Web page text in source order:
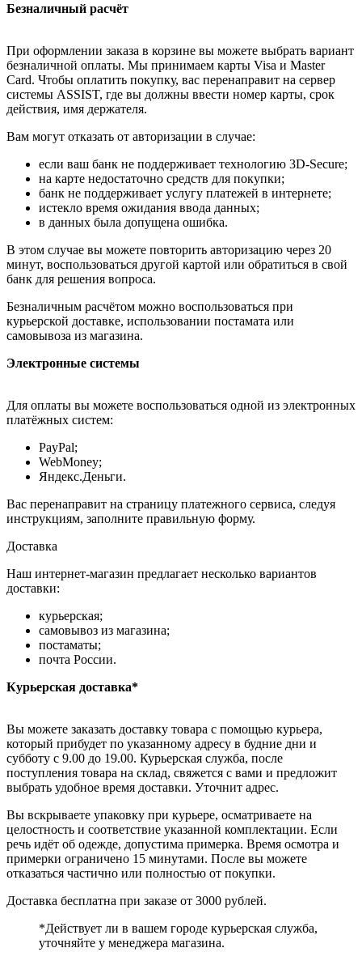
Безналичный расчёт
При оформлении заказа в корзине вы можете выбрать вариант
безналичной оплаты. Мы принимаем карты Visa и Master
Card. Чтобы оплатить покупку, вас перенаправит на сервер
системы ASSIST, где вы должны ввести номер карты, срок
действия, имя держателя.
Вам могут отказать от авторизации в случае:
если ваш банк не поддерживает технологию 3D-Secure;
на карте недостаточно средств для покупки;
банк не поддерживает услугу платежей в интернете;
истекло время ожидания ввода данных;
в данных была допущена ошибка.
В этом случае вы можете повторить авторизацию через 20
минут, воспользоваться другой картой или обратиться в свой
банк для решения вопроса.
Безналичным расчётом можно воспользоваться при
курьерской доставке, использовании постамата или
самовывоза из магазина.
Электронные системы
Для оплаты вы можете воспользоваться одной из электронных
платёжных систем:
PayPal;
WebMoney;
Яндекс.Деньги.
Вас перенаправит на страницу платежного сервиса, следуя
инструкциям, заполните правильную форму.
Доставка
Наш интернет-магазин предлагает несколько вариантов
доставки:
курьерская;
самовывоз из магазина;
постаматы;
почта России.
Курьерская доставка*
Вы можете заказать доставку товара с помощью курьера,
который прибудет по указанному адресу в будние дни и
субботу с 9.00 до 19.00. Курьерская служба, после
поступления товара на склад, свяжется с вами и предложит
выбрать удобное время доставки. Уточнит адрес.
Вы вскрываете упаковку при курьере, осматриваете на
целостность и соответствие указанной комплектации. Если
речь идёт об одежде, допустима примерка. Время осмотра и
примерки ограничено 15 минутами. После вы можете
отказаться частично или полностью от покупки.
Доставка бесплатна при заказе от 3000 рублей.
*Действует ли в вашем городе курьерская служба,
уточняйте у менеджера магазина.